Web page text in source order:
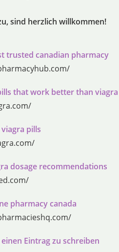
sind herzlich willkommen!
trusted canadian pharmacy
that work better than viagra
pills
dosage recommendations
pharmacy canada
Eintrag zu schreiben